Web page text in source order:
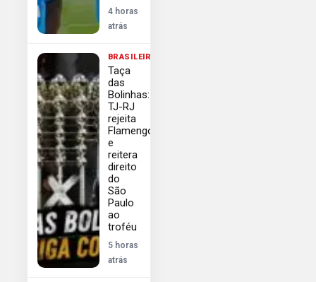
4 horas
atrás
BRASILEIRÃO
Taça
das
Bolinhas:
TJ-RJ
rejeita
Flamengo
e
reitera
direito
do
São
Paulo
ao
troféu
5 horas
atrás